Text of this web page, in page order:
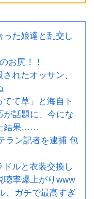
た娘達と乱交し
お尻！！
れたオッサン、
てて草」と海自ト
が話題に、今にな
結果……
ラン記者を逮捕 包
ドルと衣装交換し
聴率爆上がりwww
、ガチで最高すぎ